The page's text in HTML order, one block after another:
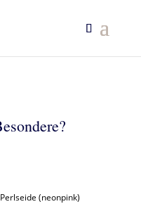
(neonpink)